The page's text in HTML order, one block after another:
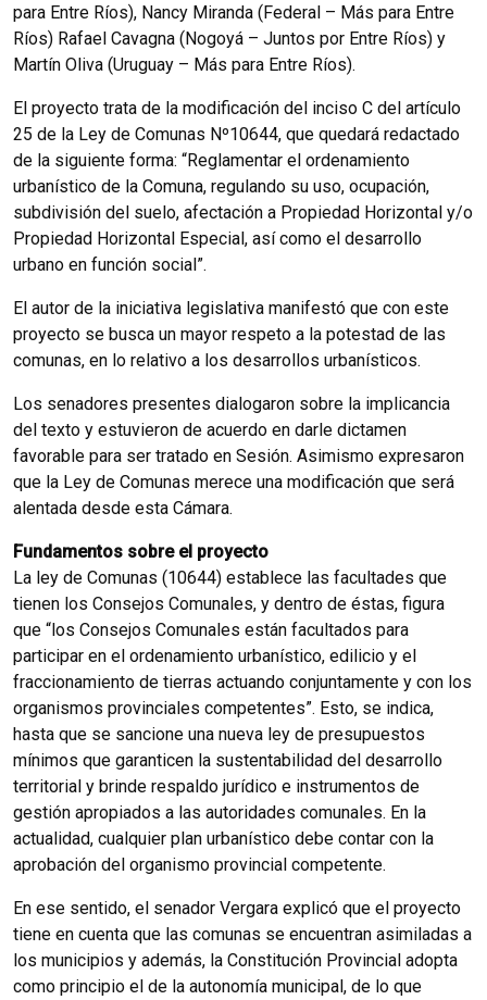
para Entre Ríos), Nancy Miranda (Federal – Más para Entre
Ríos) Rafael Cavagna (Nogoyá – Juntos por Entre Ríos) y
Martín Oliva (Uruguay – Más para Entre Ríos).
El proyecto trata de la modificación del inciso C del artículo
25 de la Ley de Comunas Nº10644, que quedará redactado
de la siguiente forma: “Reglamentar el ordenamiento
urbanístico de la Comuna, regulando su uso, ocupación,
subdivisión del suelo, afectación a Propiedad Horizontal y/o
Propiedad Horizontal Especial, así como el desarrollo
urbano en función social”.
El autor de la iniciativa legislativa manifestó que con este
proyecto se busca un mayor respeto a la potestad de las
comunas, en lo relativo a los desarrollos urbanísticos.
Los senadores presentes dialogaron sobre la implicancia
del texto y estuvieron de acuerdo en darle dictamen
favorable para ser tratado en Sesión. Asimismo expresaron
que la Ley de Comunas merece una modificación que será
alentada desde esta Cámara.
Fundamentos sobre el proyecto
La ley de Comunas (10644) establece las facultades que
tienen los Consejos Comunales, y dentro de éstas, figura
que “los Consejos Comunales están facultados para
participar en el ordenamiento urbanístico, edilicio y el
fraccionamiento de tierras actuando conjuntamente y con los
organismos provinciales competentes”. Esto, se indica,
hasta que se sancione una nueva ley de presupuestos
mínimos que garanticen la sustentabilidad del desarrollo
territorial y brinde respaldo jurídico e instrumentos de
gestión apropiados a las autoridades comunales. En la
actualidad, cualquier plan urbanístico debe contar con la
aprobación del organismo provincial competente.
En ese sentido, el senador Vergara explicó que el proyecto
tiene en cuenta que las comunas se encuentran asimiladas a
los municipios y además, la Constitución Provincial adopta
como principio el de la autonomía municipal, de lo que